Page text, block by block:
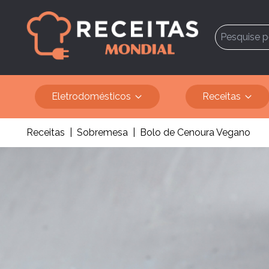
Eletrodomésticos Receitas
Receitas Sobremesa Bolo de Cenoura Vegano